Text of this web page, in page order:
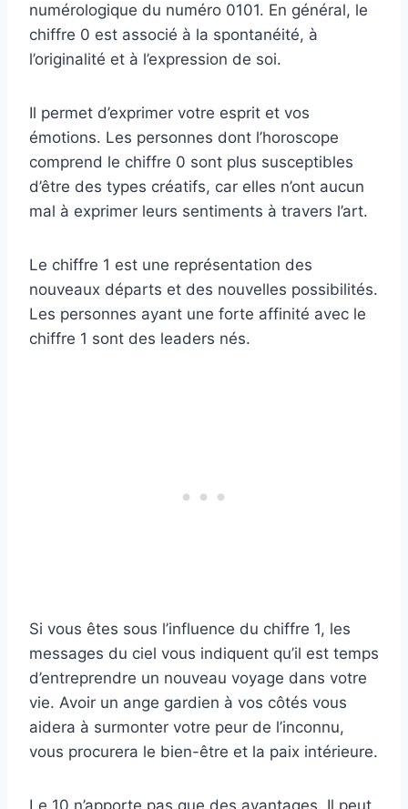
numérologique du numéro 0101. En général, le
chiffre 0 est associé à la spontanéité, à
l’originalité et à l’expression de soi.
Il permet d’exprimer votre esprit et vos
émotions. Les personnes dont l’horoscope
comprend le chiffre 0 sont plus susceptibles
d’être des types créatifs, car elles n’ont aucun
mal à exprimer leurs sentiments à travers l’art.
Le chiffre 1 est une représentation des
nouveaux départs et des nouvelles possibilités.
Les personnes ayant une forte affinité avec le
chiffre 1 sont des leaders nés.
Si vous êtes sous l’influence du chiffre 1, les
messages du ciel vous indiquent qu’il est temps
d’entreprendre un nouveau voyage dans votre
vie. Avoir un ange gardien à vos côtés vous
aidera à surmonter votre peur de l’inconnu,
vous procurera le bien-être et la paix intérieure.